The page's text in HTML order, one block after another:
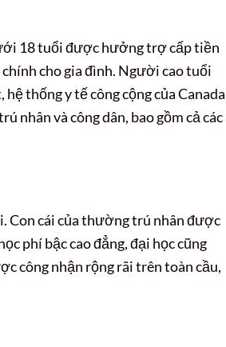
18 tuổi được hưởng trợ cấp tiền
cho gia đình. Người cao tuổi
thống y tế công cộng của Canada
nhân và công dân, bao gồm cả các
Con cái của thường trú nhân được
phí bậc cao đẳng, đại học cũng
công nhận rộng rãi trên toàn cầu,